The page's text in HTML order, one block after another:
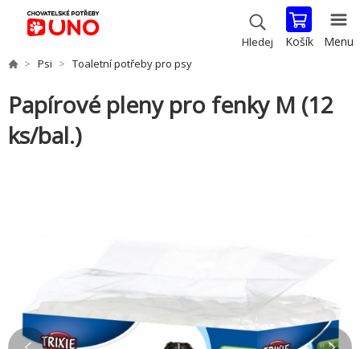
Hledej Košík Menu
Psi Toaletní potřeby pro psy
Papírové pleny pro fenky M (12
ks/bal.)